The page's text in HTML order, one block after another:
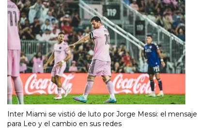
Inter Miami se vistió de luto por Jorge Messi: el mensaje
para Leo y el cambio en sus redes